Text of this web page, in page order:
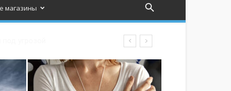
магазины